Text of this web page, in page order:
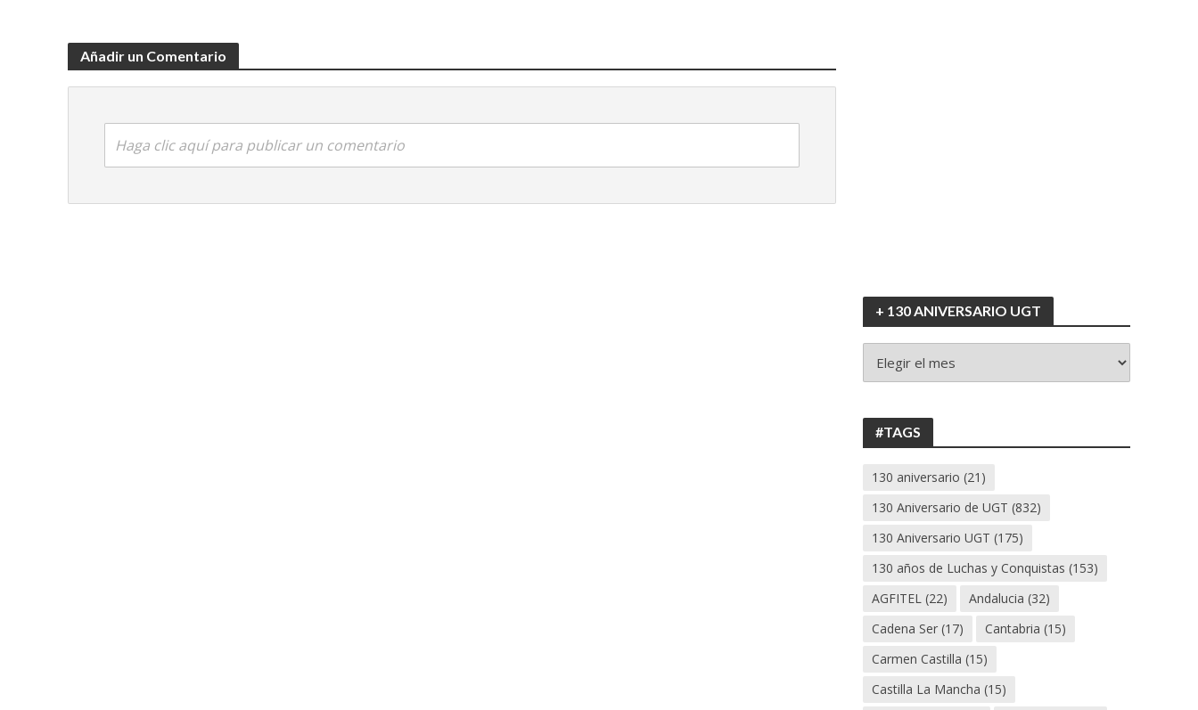
Añadir un Comentario
Haga clic aquí para publicar un comentario
+ 130 ANIVERSARIO UGT
130
#TAGS
130 aniversario (21)
130 Aniversario de UGT (832)
130 Aniversario UGT (175)
130 años de Luchas y Conquistas (153)
AGFITEL (22) Andalucia (32)
Cadena Ser (17) Cantabria (15)
Carmen Castilla (15)
Castilla La Mancha (15)